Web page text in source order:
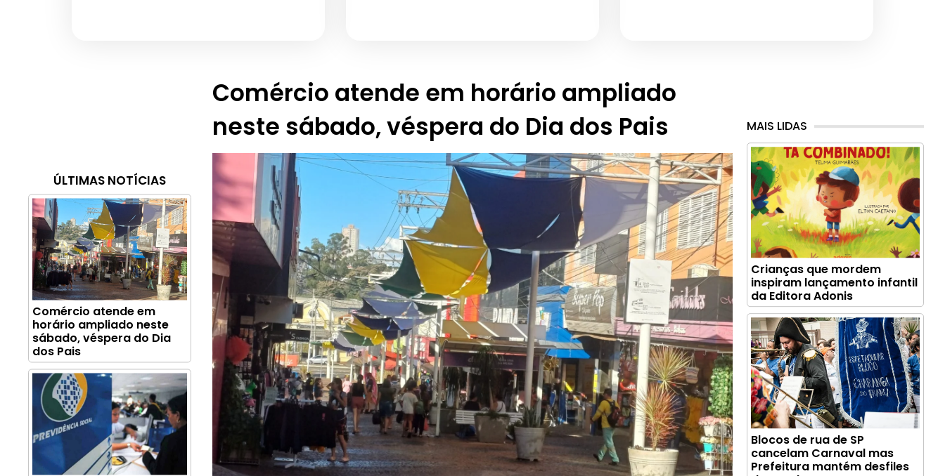
ÚLTIMAS NOTÍCIAS
Comércio atende em
horário ampliado neste
sábado, véspera do Dia
dos Pais
Comércio atende em horário ampliado
neste sábado, véspera do Dia dos Pais
MAIS LIDAS
Crianças que mordem
inspiram lançamento infantil
da Editora Adonis
Blocos de rua de SP
cancelam Carnaval mas
Prefeitura mantém desfiles